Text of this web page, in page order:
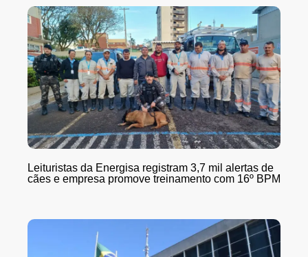
Leituristas da Energisa registram 3,7 mil alertas de
cães e empresa promove treinamento com 16º BPM